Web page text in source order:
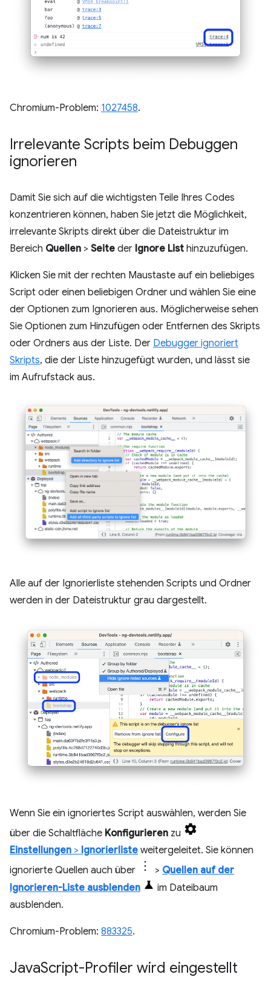
Chromium-Problem: 1027458.
Irrelevante Scripts beim Debuggen
ignorieren
Damit Sie sich auf die wichtigsten Teile Ihres Codes
konzentrieren können, haben Sie jetzt die Möglichkeit,
irrelevante Skripts direkt über die Dateistruktur im
Bereich Quellen > Seite der Ignore List hinzuzufügen.
Klicken Sie mit der rechten Maustaste auf ein beliebiges
Script oder einen beliebigen Ordner und wählen Sie eine
der Optionen zum Ignorieren aus. Möglicherweise sehen
Sie Optionen zum Hinzufügen oder Entfernen des Skripts
oder Ordners aus der Liste. Der Debugger ignoriert
Skripts, die der Liste hinzugefügt wurden, und lässt sie
im Aufrufstack aus.
Alle auf der Ignorierliste stehenden Scripts und Ordner
werden in der Dateistruktur grau dargestellt.
Wenn Sie ein ignoriertes Script auswählen, werden Sie
über die Schaltfläche Konfigurieren zu
Einstellungen > Ignorierliste weitergeleitet. Sie können
ignorierte Quellen auch über
> Quellen auf der
Ignorieren-Liste ausblenden
im Dateibaum
ausblenden.
Chromium-Problem: 883325.
JavaScript-Profiler wird eingestellt